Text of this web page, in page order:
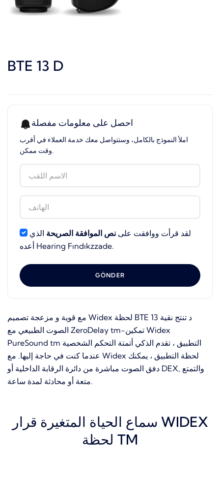
BTE 13 D
احصل على معلومات مفصلة
املأ النموذج بالكامل، وستتواصل معك خدمة العملاء في أقرب
وقت ممكن.
لقد قرأت ووافقت على نص الموافقة الصريحة الذي
أعده Hearing Fındıkzzade.
GÖNDER
مع قوية و مزعجة تصميم Widex لحظة BTE 13 د تنتج نقية
الصوت الطبيعي مع ZeroDelay tm-تمكين Widex
PureSound tm التطبيق ، تقدم الذكي أتمتة التحكم الشخصية
عندما كنت في حاجة إليها. مع Widex لحظة التطبيق ، يمكنك
دفق الصوت مباشرة من دائرة الرقابة الداخلية أو DEX, والتمتع
متعة أو محادثة لمدة ساعة.
سماع الحياة المتغيرة قرار WIDEX
لحظة TM